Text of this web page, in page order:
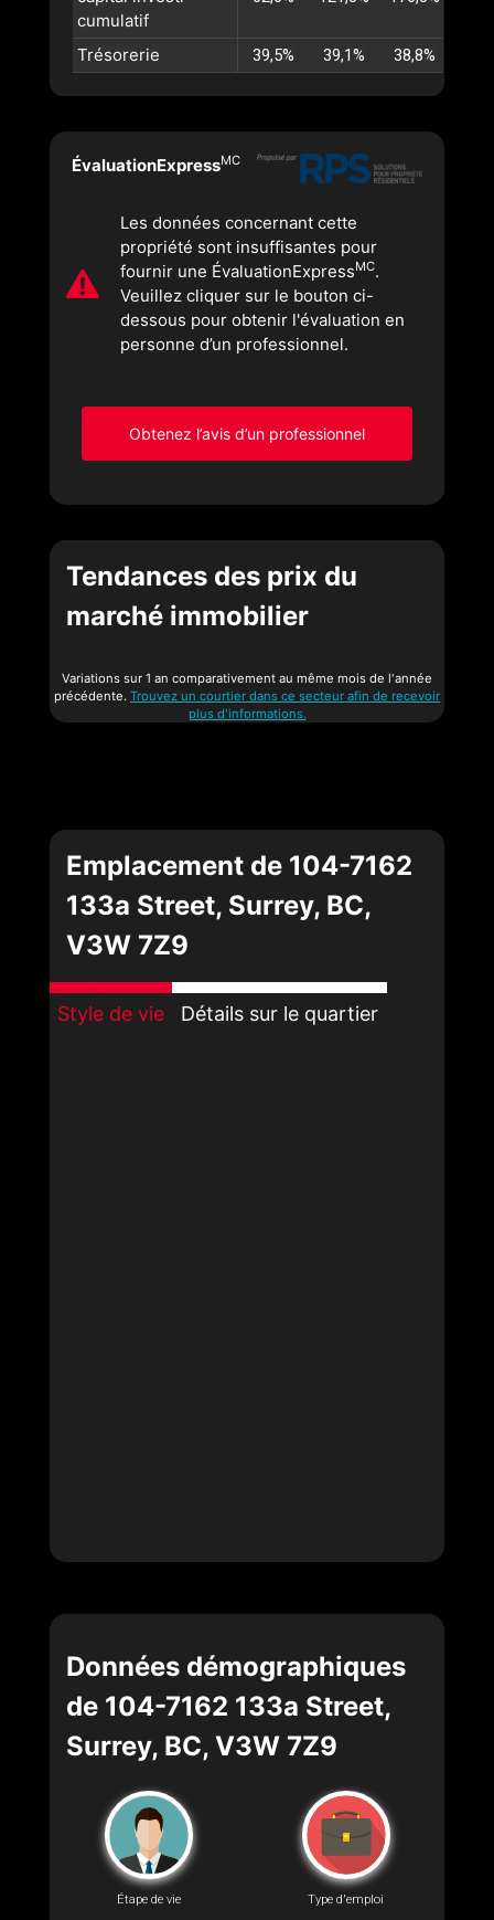
cumulatif
Trésorerie 39,5% 39,1% 38,8%
ÉvaluationExpressMC
Les données concernant cette
propriété sont insuffisantes pour
fournir une ÉvaluationExpressMC.
Veuillez cliquer sur le bouton ci-
dessous pour obtenir l'évaluation en
personne d’un professionnel.
Obtenez l’avis d’un professionnel
Tendances des prix du
marché immobilier
Variations sur 1 an comparativement au même mois de l'année
précédente. Trouvez un courtier dans ce secteur afin de recevoir
plus d'informations.
Emplacement de 104-7162
133a Street, Surrey, BC,
V3W 7Z9
Style de vie Détails sur le quartier
Données démographiques
de 104-7162 133a Street,
Surrey, BC, V3W 7Z9
Étape de vie Type d'emploi